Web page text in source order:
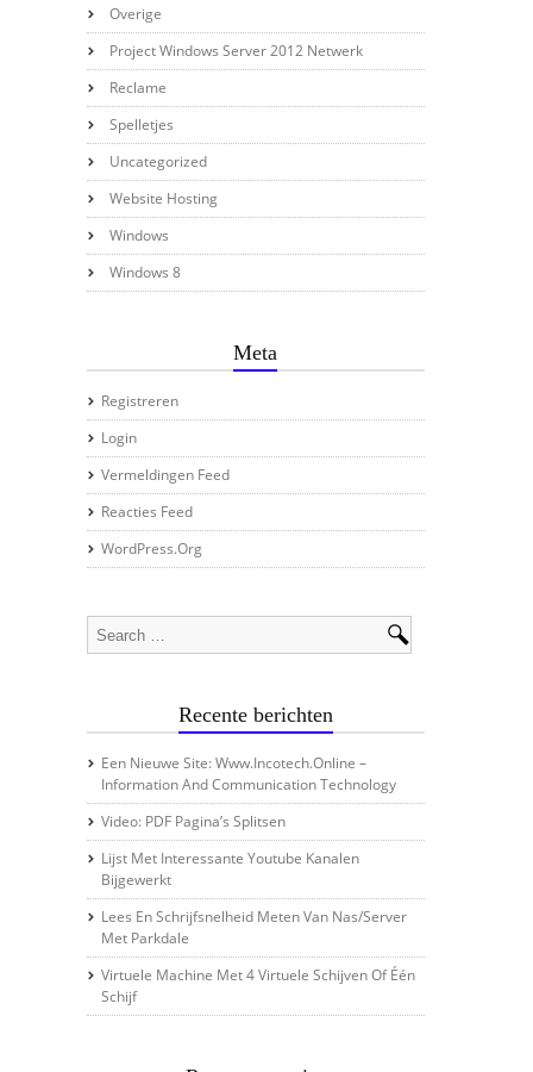
Overige
Project Windows Server 2012 Netwerk
Reclame
Spelletjes
Uncategorized
Website Hosting
Windows
Windows 8
Meta
Registreren
Login
Vermeldingen Feed
Reacties Feed
WordPress.org
Recente berichten
Een Nieuwe Site: Www.incotech.online –
Information And Communication Technology
Video: PDF Pagina’s Splitsen
Lijst Met Interessante Youtube Kanalen
Bijgewerkt
Lees En Schrijfsnelheid Meten Van Nas/server
Met Parkdale
Virtuele Machine Met 4 Virtuele Schijven Of Één
Schijf